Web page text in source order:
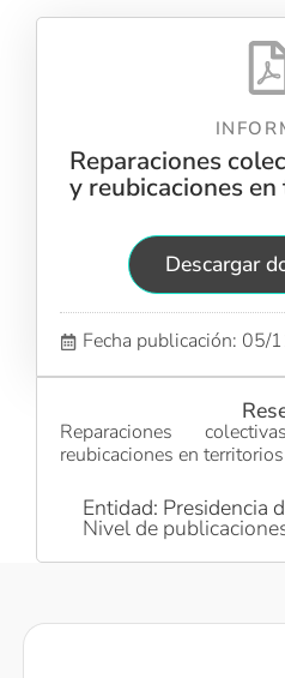
Reparaciones
y reubicaciones
Descargar
Fecha publicación:
Reparaciones
reubicaciones en
Entidad: Presidencia
Nivel de